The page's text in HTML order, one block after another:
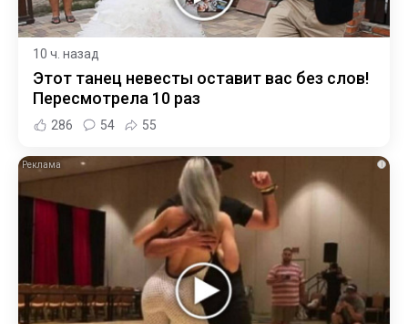
10 ч. назад
Этот танец невесты оставит вас без слов!
Пересмотрела 10 раз
286 54 55
i